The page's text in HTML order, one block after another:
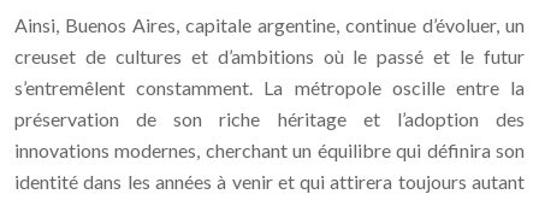
Ainsi, Buenos Aires, capitale argentine, continue d’évoluer, un
creuset de cultures et d’ambitions où le passé et le futur
s’entremêlent constamment. La métropole oscille entre la
préservation de son riche héritage et l’adoption des
innovations modernes, cherchant un équilibre qui définira son
identité dans les années à venir et qui attirera toujours autant